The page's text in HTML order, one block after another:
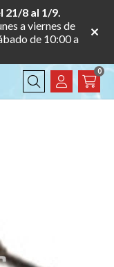
21/8 al 1/9.
a viernes de
de 10:00 a
Buscar
0